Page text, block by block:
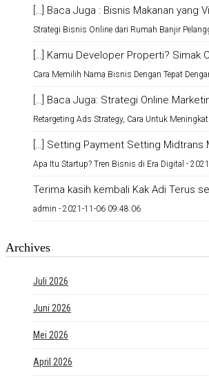
[…] Baca Juga : Bisnis Makanan yang
Strategi Bisnis Online dari Rumah Banjir
[…] Kamu Developer Properti? Simak
Cara Memilih Nama Bisnis Dengan Tepat
[…] Baca Juga: Strategi Online
Retargeting Ads Strategy, Cara Untuk
[…] Setting Payment Setting Midtrans
Apa Itu Startup? Tren Bisnis di Era Digital -
Terima kasih kembali Kak Adi Terus
admin - 2021-11-06 09:48:06
Archives
Juli 2026
Juni 2026
Mei 2026
April 2026